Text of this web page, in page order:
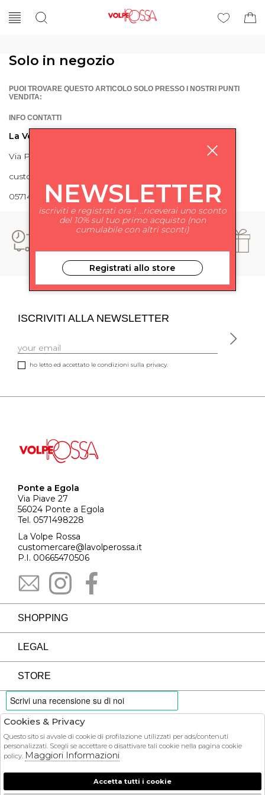
Solo in negozio
PUOI TROVARE QUESTO ARTICOLO SOLO PRESSO I NOSTRI PUNTI
VENDITA:
INFO CONTATTI
La Volpe Rossa
Via Piave 27 56024 Ponte a Egola
customercare@lavolperossa.it
0571498228
ISCRIVITI ALLA NEWSLETTER
ho letto ed accettato le condizioni sulla privacy.
Ponte a Egola
Via Piave 27
56024 Ponte a Egola
Tel. 0571498228
La Volpe Rossa
customercare@lavolperossa.it
P.I. 00665470506
SHOPPING
LEGAL
STORE
PAYMENTS
COURIER
NEWSLETTER
iscriviti e registrati ora ! ...riceverai uno sconto
del 10% sul tuo primo acquisto (non
cumulabile con altri sconti)
Registrati allo store
Cookies & Privacy
Questo sito si avvale di cookie di profilazione utilizzati per ads/contenuti
personalizzati. Scegli se accettare o disattivare tali cookie nella pagina cookie
policy. Maggiori Informazioni
Accetta tutti i cookie